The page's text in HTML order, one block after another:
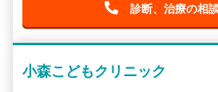
診断、治療の相
小森こどもクリニック